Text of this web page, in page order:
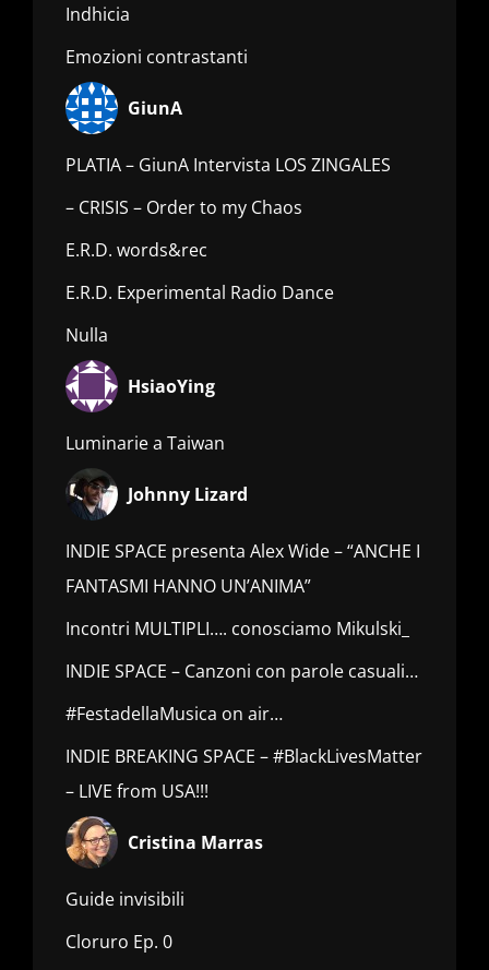
Indhicia
Emozioni contrastanti
GiunA
PLATIA – GiunA Intervista LOS ZINGALES
– CRISIS – Order to my Chaos
E.R.D. words&rec
E.R.D. Experimental Radio Dance
Nulla
HsiaoYing
Luminarie a Taiwan
Johnny Lizard
INDIE SPACE presenta Alex Wide – “ANCHE I
FANTASMI HANNO UN’ANIMA”
Incontri MULTIPLI…. conosciamo Mikulski_
INDIE SPACE – Canzoni con parole casuali…
#FestadellaMusica on air…
INDIE BREAKING SPACE – #BlackLivesMatter
– LIVE from USA!!!
Cristina Marras
Guide invisibili
Cloruro Ep. 0